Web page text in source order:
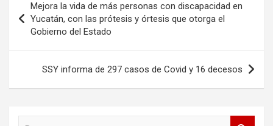
de
entradas
Mejora la vida de más personas con discapacidad en
Yucatán, con las prótesis y órtesis que otorga el
Gobierno del Estado
SSY informa de 297 casos de Covid y 16 decesos